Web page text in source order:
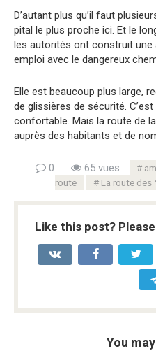
D’autant plus qu’il faut
pital le plus proche ici. Et le
les autorités ont construit
emploi avec le dangereux
Elle est beaucoup plus large,
de glissières de sécurité.
confortable. Mais la route de
auprès des habitants et de
0 65 vues
route
La route des
Like this post?
You